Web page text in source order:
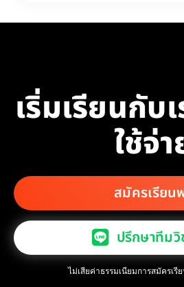
เริ่มเรียนกับ
ใช้จ่
สมัครเรียน
ปรึกษาทีมวิ
ไม่เสียค่าธรรมเนียมการสมัครเรี